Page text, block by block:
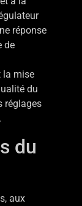
réponse
de
la mise
du
réglages
du
aux